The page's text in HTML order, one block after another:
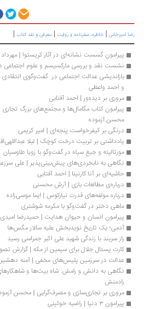
امیرخانی |خاطره، سفرنامه‌ و روایت|معرفی و نقد کتاب|
پیرامون گسست نشانه‌ای در آثار کریستوا | مهرداد پارسا
نشست نقد و بررسی مارکسیسم و علوم اجتماعی در ایران
و احمد واعظی
مروری بر دیده‌ور | احمد آفتابی
محسن آزموده
درنگی بر کیفرخواست پنجه‌ای | امیر کریمی
یادداشتی بر تربیت درخت کوچک | لیلا عبداللهی‌اقدم
مورتالیته و جیغ سیاه در گفت‌وگو با زویا طاوسیان
نگاهی به نابخردی‌های پیش‌بینی‌پذیر | علی سرزعیم
حاشیه‌ای بر آنا کارنینا | احمد آفتابی
درباره‌ی مطالعات بازی | آرش محسنی
درباره مولفه‌های قدرت نیارکوس | ایما موسی‌زاده
ماهی دختر در گفت‌وگو با مکرمه شوشتری
پیرامون انسان و حیوان هدایت | حمیدرضا امیدی سرور
آدمی؛ یک تاریخ نویدبخش علیه سالار مگس‌ها
راز سربند با زندگی شهید علی اکبر جمراسی رسید
کارت پستال جلال برای سیمین از مکه | گزارش تصویری
عدالت در سرزمین پلیس‌های مخفی | آمنه دهشیری
رادمنش
مروری بر تجاری‌سازی و مصرف‌گرایی | محسن آزموده
پیرامون ۳ دنیا | راضیه خوئینی